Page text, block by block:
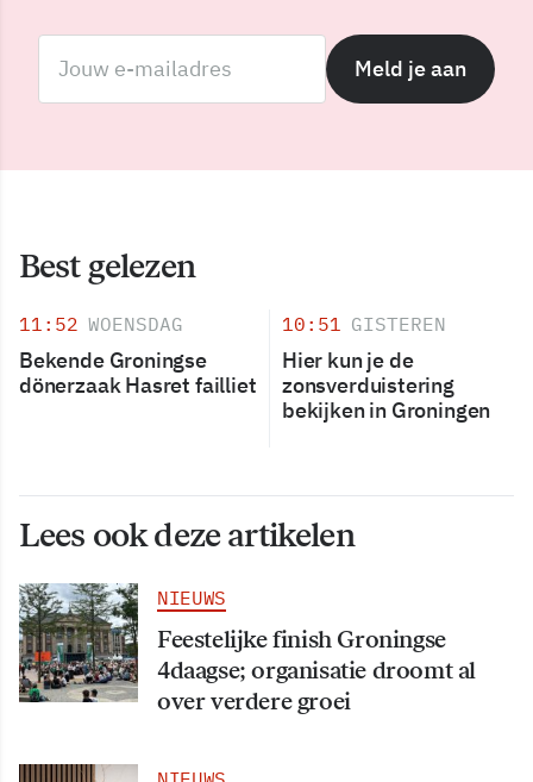
Meld je aan
Best gelezen
11:52 WOENSDAG
Bekende Groningse
dönerzaak Hasret failliet
10:51 GISTEREN
Hier kun je de
zonsverduistering
bekijken in Groningen
Lees ook deze artikelen
NIEUWS
Feestelijke finish Groningse
4daagse; organisatie droomt al
over verdere groei